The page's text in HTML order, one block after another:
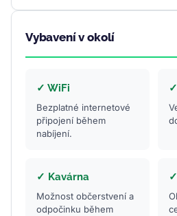
Vybavení v okolí
✓ WiFi
Bezplatné internetové
připojení během
nabíjení.
✓ Kavárna
Možnost občerstvení a
odpočinku během